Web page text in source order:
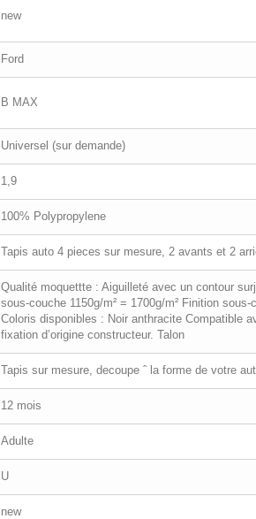
new
Ford
B MAX
Universel (sur demande)
1,9
100% Polypropylene
Tapis auto 4 pieces sur mesure, 2 avants et 2
Qualité moquettte : Aiguilleté avec un contour
sous-couche 1150g/m² = 1700g/m² Finition
Coloris disponibles : Noir anthracite Compatible
fixation d’origine constructeur. Talon
Tapis sur mesure, decoupe ˆ la forme de votre
12 mois
Adulte
U
new